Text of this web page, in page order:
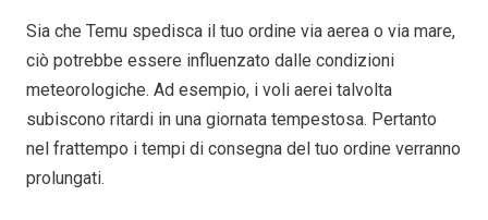
Sia che Temu spedisca il tuo ordine via aerea o via mare,
ciò potrebbe essere influenzato dalle condizioni
meteorologiche. Ad esempio, i voli aerei talvolta
subiscono ritardi in una giornata tempestosa. Pertanto
nel frattempo i tempi di consegna del tuo ordine verranno
prolungati.